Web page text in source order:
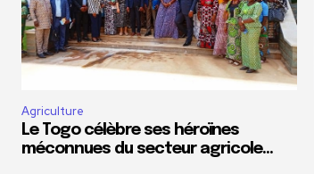
Agriculture
Le Togo célèbre ses héroïnes
méconnues du secteur agricole…